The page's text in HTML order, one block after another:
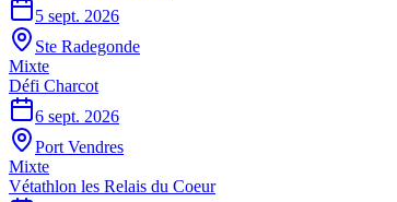
5 sept. 2026
Ste Radegonde
Mixte
Défi Charcot
6 sept. 2026
Port Vendres
Mixte
Vétathlon les Relais du Coeur